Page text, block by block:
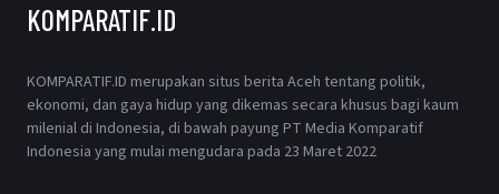
KOMPARATIF.ID
KOMPARATIF.ID merupakan situs berita Aceh tentang politik,
ekonomi, dan gaya hidup yang dikemas secara khusus bagi kaum
milenial di Indonesia, di bawah payung PT Media Komparatif
Indonesia yang mulai mengudara pada 23 Maret 2022